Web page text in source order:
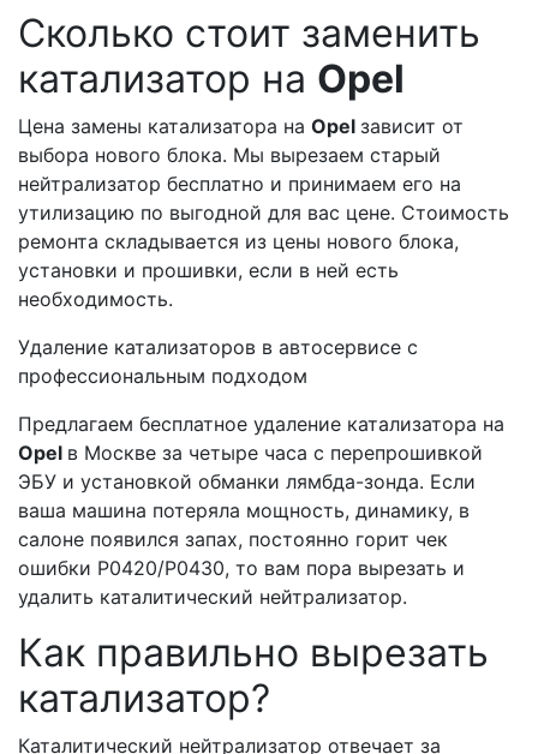
Сколько стоит заменить
катализатор на Opel
Цена замены катализатора на Opel зависит от
выбора нового блока. Мы вырезаем старый
нейтрализатор бесплатно и принимаем его на
утилизацию по выгодной для вас цене. Стоимость
ремонта складывается из цены нового блока,
установки и прошивки, если в ней есть
необходимость.
Удаление катализаторов в автосервисе с
профессиональным подходом
Предлагаем бесплатное удаление катализатора на
Opel в Москве за четыре часа с перепрошивкой
ЭБУ и установкой обманки лямбда-зонда. Если
ваша машина потеряла мощность, динамику, в
салоне появился запах, постоянно горит чек
ошибки Р0420/Р0430, то вам пора вырезать и
удалить каталитический нейтрализатор.
Как правильно вырезать
катализатор?
Каталитический нейтрализатор отвечает за